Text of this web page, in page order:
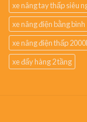
xe nâng tay thấp siêu
xe nâng điện bằng bình
xe nâng điện thấp
xe đẩy hàng 2 tầng